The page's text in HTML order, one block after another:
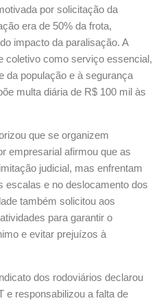
por solicitação da
era de 50% da frota,
impacto da paralisação. A
coletivo como serviço essencial,
da população e à segurança
multa diária de R$ 100 mil às
que se organizem
empresarial afirmou que as
judicial, mas enfrentam
escalas e no deslocamento dos
também solicitou aos
para garantir o
e evitar prejuízos à
dos rodoviários declarou
e responsabilizou a falta de